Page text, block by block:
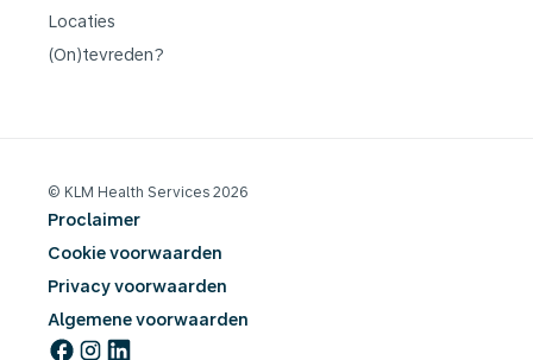
Locaties
(On)tevreden?
© KLM Health Services 2026
Proclaimer
Cookie voorwaarden
Privacy voorwaarden
Algemene voorwaarden